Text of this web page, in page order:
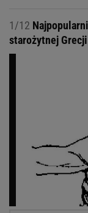
1/12
starożytnej Grecji